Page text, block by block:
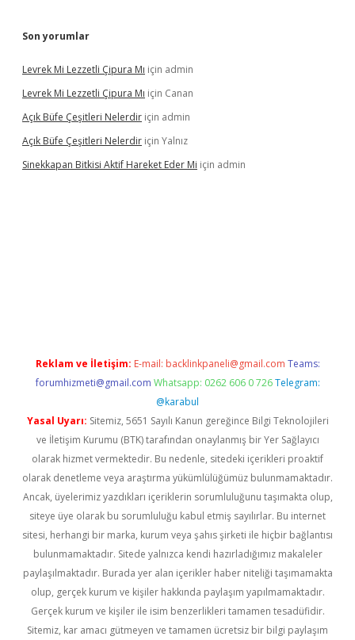
Son yorumlar
Levrek Mi Lezzetli Çipura Mı için admin
Levrek Mi Lezzetli Çipura Mı için Canan
Açık Büfe Çeşitleri Nelerdir için admin
Açık Büfe Çeşitleri Nelerdir için Yalnız
Sinekkapan Bitkisi Aktif Hareket Eder Mi için admin
Reklam ve İletişim: E-mail: backlinkpaneli@gmail.com Teams:
forumhizmeti@gmail.com Whatsapp: 0262 606 0 726 Telegram:
@karabul
Yasal Uyarı: Sitemiz, 5651 Sayılı Kanun gereğince Bilgi Teknolojileri
ve İletişim Kurumu (BTK) tarafından onaylanmış bir Yer Sağlayıcı
olarak hizmet vermektedir. Bu nedenle, sitedeki içerikleri proaktif
olarak denetleme veya araştırma yükümlülüğümüz bulunmamaktadır.
Ancak, üyelerimiz yazdıkları içeriklerin sorumluluğunu taşımakta olup,
siteye üye olarak bu sorumluluğu kabul etmiş sayılırlar. Bu internet
sitesi, herhangi bir marka, kurum veya şahıs şirketi ile hiçbir bağlantısı
bulunmamaktadır. Sitede yalnızca kendi hazırladığımız makaleler
paylaşılmaktadır. Burada yer alan içerikler haber niteliği taşımamakta
olup, gerçek kurum ve kişiler hakkında paylaşım yapılmamaktadır.
Gerçek kurum ve kişiler ile isim benzerlikleri tamamen tesadüfidir.
Sitemiz, kar amacı gütmeyen ve tamamen ücretsiz bir bilgi paylaşım